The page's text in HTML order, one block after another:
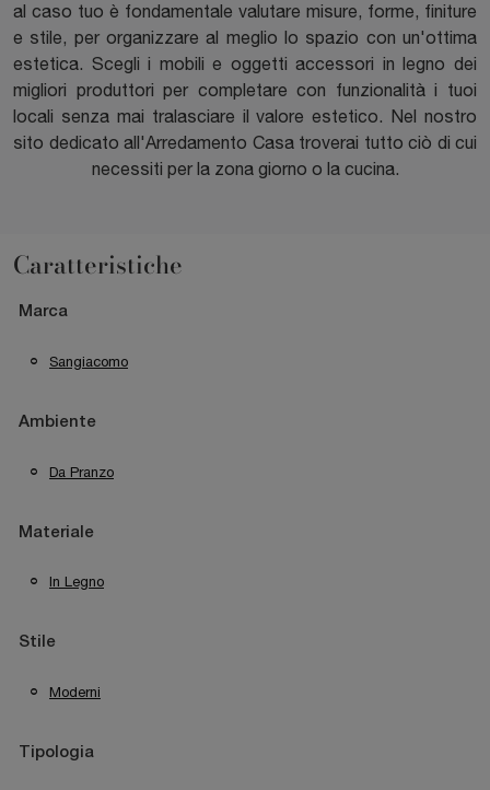
al caso tuo è fondamentale valutare misure, forme, finiture
e stile, per organizzare al meglio lo spazio con un'ottima
estetica. Scegli i mobili e oggetti accessori in legno dei
migliori produttori per completare con funzionalità i tuoi
locali senza mai tralasciare il valore estetico. Nel nostro
sito dedicato all'Arredamento Casa troverai tutto ciò di cui
necessiti per la zona giorno o la cucina.
Caratteristiche
Marca
Sangiacomo
Ambiente
Da Pranzo
Materiale
In Legno
Stile
Moderni
Tipologia